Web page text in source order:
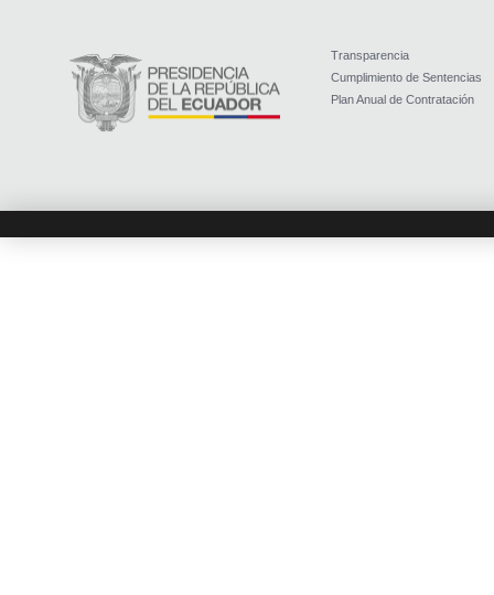
Transparencia
Cumplimiento de Sentencias
Plan Anual de Contratación